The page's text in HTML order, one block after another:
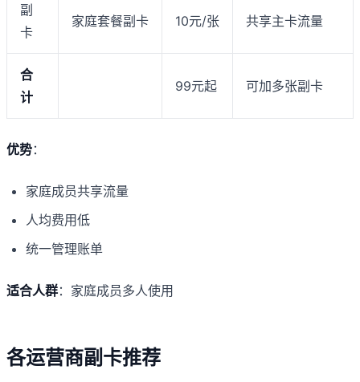
副
卡
家庭套餐副卡 10元/张 共享主卡流量
合
计
99元起 可加多张副卡
优势：
家庭成员共享流量
人均费用低
统一管理账单
适合人群：家庭成员多人使用
各运营商副卡推荐